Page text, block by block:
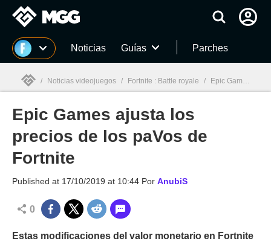
MGG Noticias Guías Parches
MGG
/ Noticias videojuegos / Fortnite : Battle royale / Epic Games ajusta los precios de los paVos de Fortnite
Epic Games ajusta los
precios de los paVos de
Fortnite
Published at 17/10/2019 at 10:44 Por AnubiS
0
Estas modificaciones del valor monetario en Fortnite